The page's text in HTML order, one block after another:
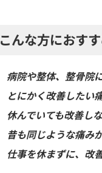
こんな方におす
病院や整体、整骨院
とにかく改善したい
休んでいても改善し
昔も同じような痛み
仕事を休まずに、改